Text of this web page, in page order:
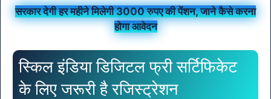
सरकार देगी हर महीने मिलेगी 3000 रुपए की पेंशन, जाने कैसे करना
होगा आवेदन
स्किल इंडिया डिजिटल फ्री सर्टिफिकेट
के लिए जरूरी है रजिस्ट्रेशन